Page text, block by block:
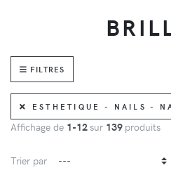
FILTRES
ESTHETIQUE - NAILS -
Affichage de 1-12sur 139 produits
Trier par